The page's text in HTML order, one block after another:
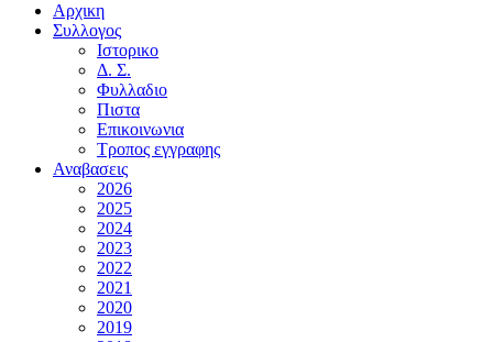
Αρχικη
Συλλογος
Ιστορικο
Δ. Σ.
Φυλλαδιο
Πιστα
Επικοινωνια
Τροπος εγγραφης
Αναβασεις
2026
2025
2024
2023
2022
2021
2020
2019